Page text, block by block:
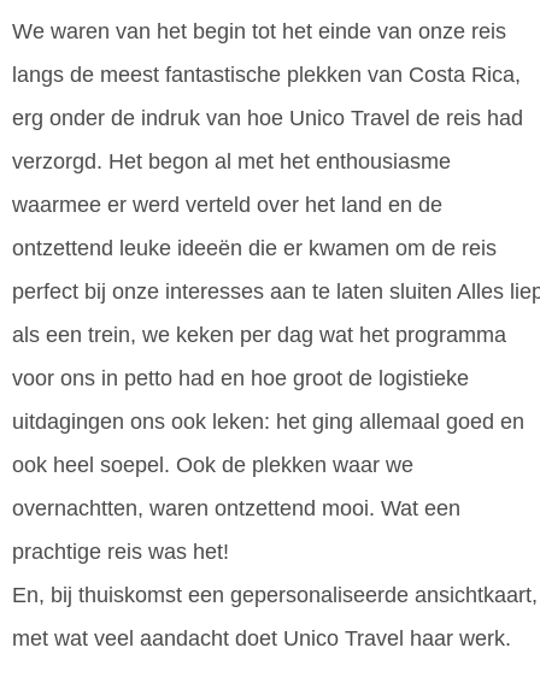
We waren van het begin tot het einde van onze reis
langs de meest fantastische plekken van Costa Rica,
erg onder de indruk van hoe Unico Travel de reis had
verzorgd. Het begon al met het enthousiasme
waarmee er werd verteld over het land en de
ontzettend leuke ideeën die er kwamen om de reis
perfect bij onze interesses aan te laten sluiten Alles
als een trein, we keken per dag wat het programma
voor ons in petto had en hoe groot de logistieke
uitdagingen ons ook leken: het ging allemaal goed en
ook heel soepel. Ook de plekken waar we
overnachtten, waren ontzettend mooi. Wat een
prachtige reis was het!
En, bij thuiskomst een gepersonaliseerde ansichtkaart,
met wat veel aandacht doet Unico Travel haar werk.